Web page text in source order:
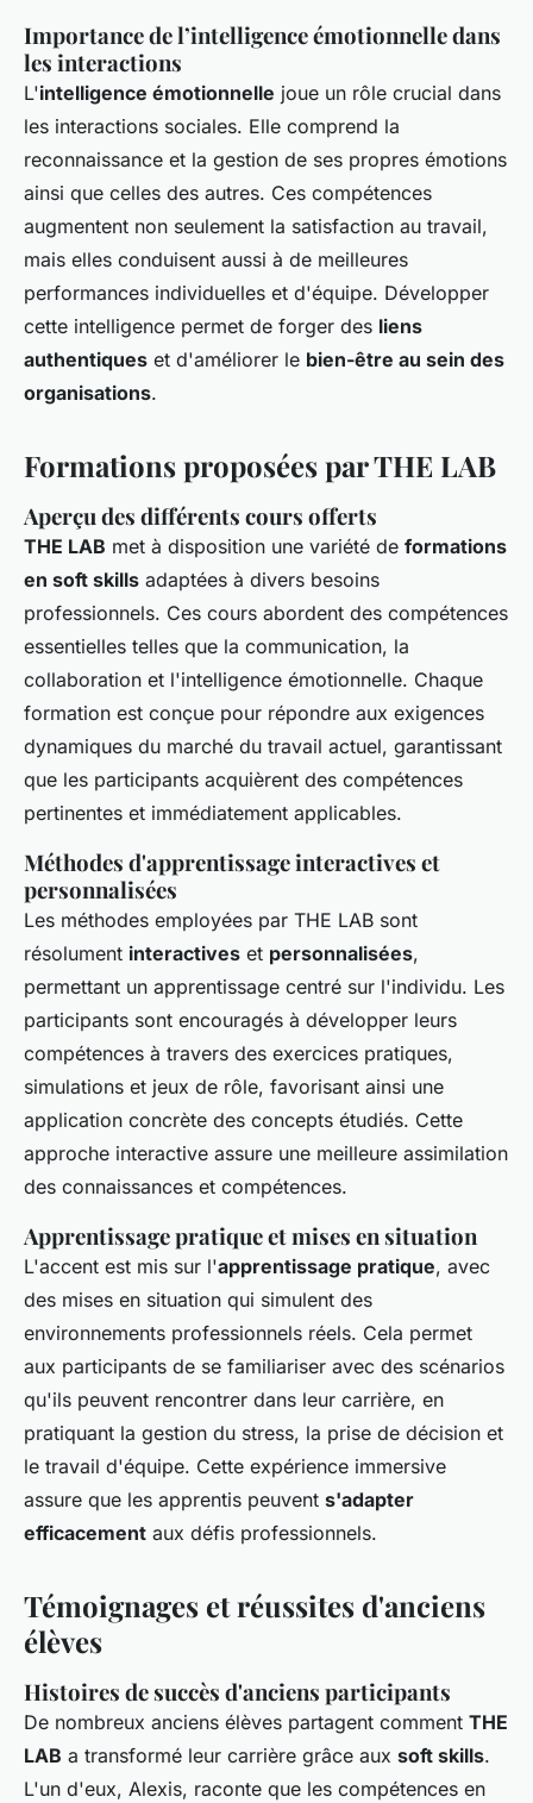
Importance de l’intelligence émotionnelle dans
les interactions
L'intelligence émotionnelle joue un rôle crucial dans
les interactions sociales. Elle comprend la
reconnaissance et la gestion de ses propres émotions
ainsi que celles des autres. Ces compétences
augmentent non seulement la satisfaction au travail,
mais elles conduisent aussi à de meilleures
performances individuelles et d'équipe. Développer
cette intelligence permet de forger des liens
authentiques et d'améliorer le bien-être au sein des
organisations.
Formations proposées par THE LAB
Aperçu des différents cours offerts
THE LAB met à disposition une variété de formations
en soft skills adaptées à divers besoins
professionnels. Ces cours abordent des compétences
essentielles telles que la communication, la
collaboration et l'intelligence émotionnelle. Chaque
formation est conçue pour répondre aux exigences
dynamiques du marché du travail actuel, garantissant
que les participants acquièrent des compétences
pertinentes et immédiatement applicables.
Méthodes d'apprentissage interactives et
personnalisées
Les méthodes employées par THE LAB sont
résolument interactives et personnalisées,
permettant un apprentissage centré sur l'individu. Les
participants sont encouragés à développer leurs
compétences à travers des exercices pratiques,
simulations et jeux de rôle, favorisant ainsi une
application concrète des concepts étudiés. Cette
approche interactive assure une meilleure assimilation
des connaissances et compétences.
Apprentissage pratique et mises en situation
L'accent est mis sur l'apprentissage pratique, avec
des mises en situation qui simulent des
environnements professionnels réels. Cela permet
aux participants de se familiariser avec des scénarios
qu'ils peuvent rencontrer dans leur carrière, en
pratiquant la gestion du stress, la prise de décision et
le travail d'équipe. Cette expérience immersive
assure que les apprentis peuvent s'adapter
efficacement aux défis professionnels.
Témoignages et réussites d'anciens
élèves
Histoires de succès d'anciens participants
De nombreux anciens élèves partagent comment THE
LAB a transformé leur carrière grâce aux soft skills.
L'un d'eux, Alexis, raconte que les compétences en